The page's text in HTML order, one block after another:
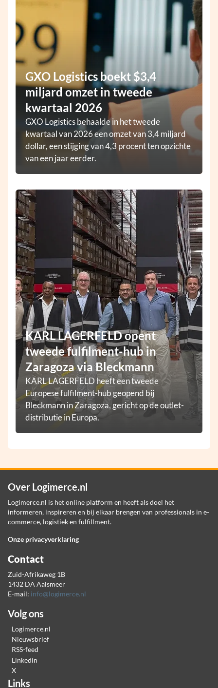
GXO Logistics boekt $3,4
miljard omzet in tweede
kwartaal 2026
GXO Logistics behaalde in het tweede
kwartaal van 2026 een omzet van 3,4 miljard
dollar, een stijging van 4,3 procent ten opzichte
van een jaar eerder.
KARL LAGERFELD opent
tweede fulfilment-hub in
Zaragoza via Bleckmann
KARL LAGERFELD heeft een tweede
Europese fulfilment-hub geopend bij
Bleckmann in Zaragoza, gericht op de outlet-
distributie in Europa.
Over Logimerce.nl
Logimerce.nl is het online platform en heeft als doel het
informeren, inspireren en bij elkaar brengen van professionals in e-
commerce, logistiek en fulfillment.
Onze privacyverklaring
Contact
Zuid-Afrikaweg 1B
1432 DA Aalsmeer
E-mail: info@logimerce.nl
Volg ons
Logimerce.nl
Nieuwsbrief
RSS-feed
Linkedin
X
Links